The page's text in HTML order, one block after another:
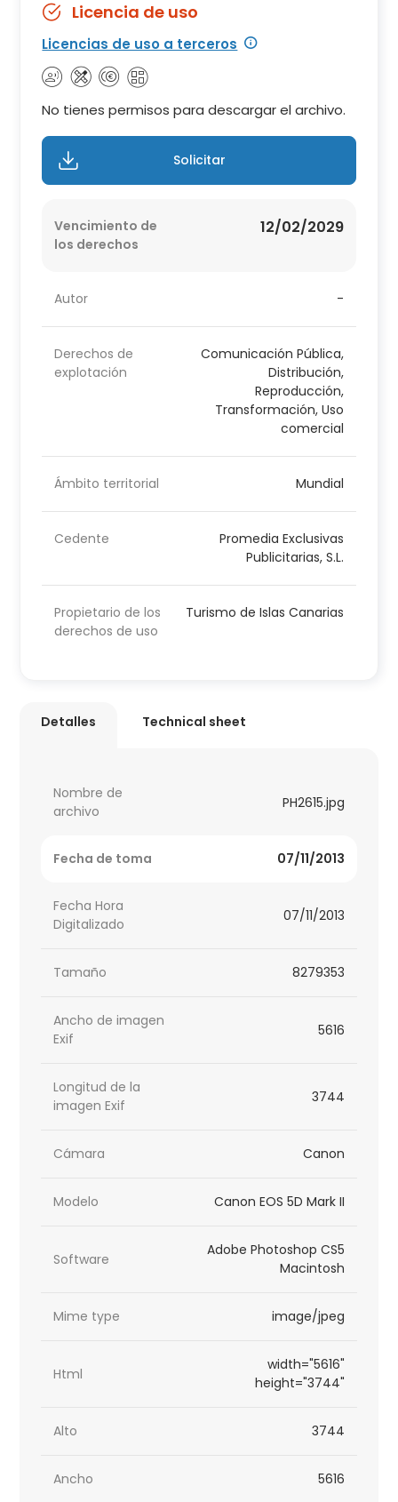
Licencia de uso
Licencias de uso a terceros
No tienes permisos para descargar el archivo.
Solicitar
Vencimiento de
los derechos
12/02/2029
Autor -
Derechos de
explotación
Comunicación Pública,
Distribución,
Reproducción,
Transformación, Uso
comercial
Ámbito territorial Mundial
Cedente
Promedia Exclusivas
Publicitarias, S.L.
Propietario de los
derechos de uso
Turismo de Islas Canarias
Detalles Technical sheet
Nombre de
archivo
PH2615.jpg
Fecha de toma 07/11/2013
Fecha Hora
Digitalizado
07/11/2013
Tamaño 8279353
Ancho de imagen
Exif
5616
Longitud de la
imagen Exif
3744
Cámara Canon
Modelo Canon EOS 5D Mark II
Software
Adobe Photoshop CS5
Macintosh
Mime type image/jpeg
Html
width="5616"
height="3744"
Alto 3744
Ancho 5616